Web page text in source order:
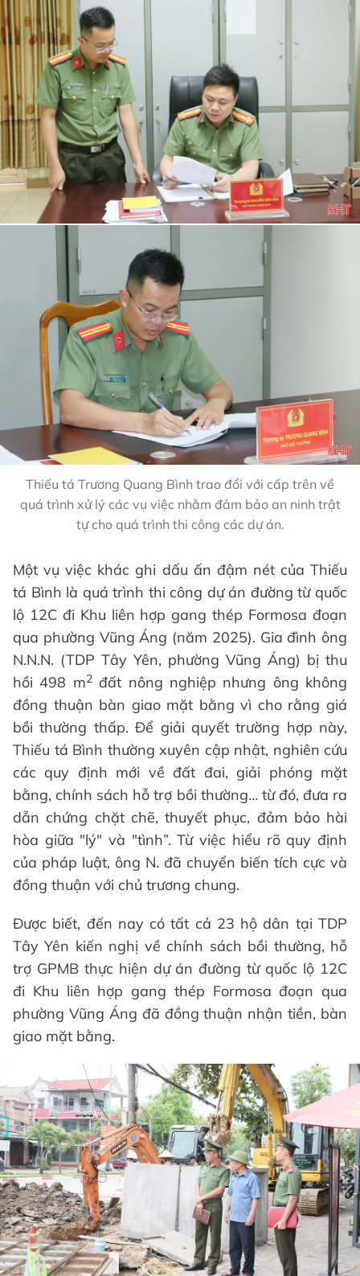
Thiếu tá Trương Quang Bình trao đổi với cấp trên về
quá trình xử lý các vụ việc nhằm đảm bảo an ninh trật
tự cho quá trình thi công các dự án.
Một vụ việc khác ghi dấu ấn đậm nét của Thiếu
tá Bình là quá trình thi công dự án đường từ quốc
lộ 12C đi Khu liên hợp gang thép Formosa đoạn
qua phường Vũng Áng (năm 2025). Gia đình ông
N.N.N. (TDP Tây Yên, phường Vũng Áng) bị thu
hồi 498 m2đất nông nghiệp nhưng ông không
đồng thuận bàn giao mặt bằng vì cho rằng giá
bồi thường thấp. Để giải quyết trường hợp này,
Thiếu tá Bình thường xuyên cập nhật, nghiên cứu
các quy định mới về đất đai, giải phóng mặt
bằng, chính sách hỗ trợ bồi thường… từ đó, đưa ra
dẫn chứng chặt chẽ, thuyết phục, đảm bảo hài
hòa giữa "lý" và "tình”. Từ việc hiểu rõ quy định
của pháp luật, ông N. đã chuyển biến tích cực và
đồng thuận với chủ trương chung.
Được biết, đến nay có tất cả 23 hộ dân tại TDP
Tây Yên kiến nghị về chính sách bồi thường, hỗ
trợ GPMB thực hiện dự án đường từ quốc lộ 12C
đi Khu liên hợp gang thép Formosa đoạn qua
phường Vũng Áng đã đồng thuận nhận tiền, bàn
giao mặt bằng.